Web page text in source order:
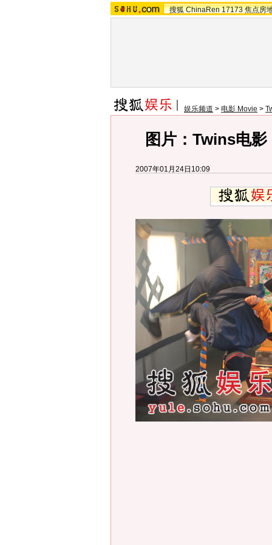
搜狐 ChinaRen 17173 焦点房
娱乐频道 > 电影 Movie >
图片：Twins电
2007年01月24日10:09